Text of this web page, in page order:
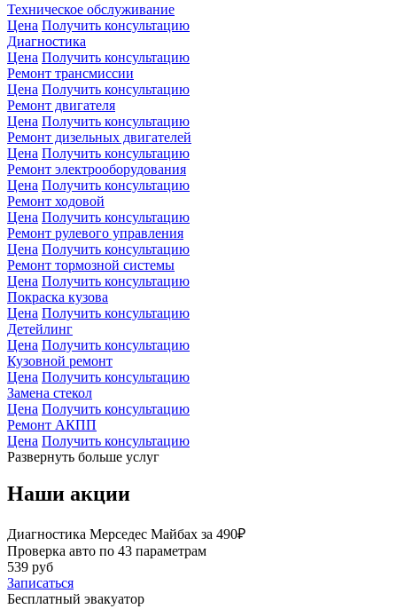
Техническое обслуживание
Цена Получить консультацию
Диагностика
Цена Получить консультацию
Ремонт трансмиссии
Цена Получить консультацию
Ремонт двигателя
Цена Получить консультацию
Ремонт дизельных двигателей
Цена Получить консультацию
Ремонт электрооборудования
Цена Получить консультацию
Ремонт ходовой
Цена Получить консультацию
Ремонт рулевого управления
Цена Получить консультацию
Ремонт тормозной системы
Цена Получить консультацию
Покраска кузова
Цена Получить консультацию
Детейлинг
Цена Получить консультацию
Кузовной ремонт
Цена Получить консультацию
Замена стекол
Цена Получить консультацию
Ремонт АКПП
Цена Получить консультацию
Развернуть больше услуг
Наши акции
Диагностика Мерседес Майбах за 490₽
Проверка авто по 43 параметрам
539 руб
Записаться
Бесплатный эвакуатор